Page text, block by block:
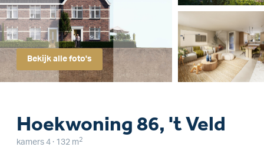
Bekijk alle foto's
Hoekwoning 86, 't Veld
kamers 4 · 132 m 2